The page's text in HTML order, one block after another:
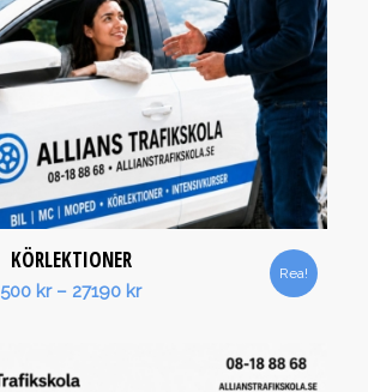
KÖRLEKTIONER
500 kr – 27190 krPrisintervall:
Rea!